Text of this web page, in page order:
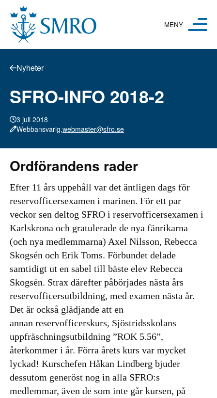
Hoppa till innehåll
Nyheter
SFRO-INFO 2018-2
3 juli 2018
Webbansvarig,webmaster@sfro.se
Ordförandens rader
Efter 11 års uppehåll var det äntligen dags för
reservofficersexamen i marinen. För ett par
veckor sen deltog SFRO i reservofficersexamen i
Karlskrona och gratulerade de nya fänrikarna
(och nya medlemmarna) Axel Nilsson, Rebecca
Skogsén och Erik Toms. Förbundet delade
samtidigt ut en sabel till bäste elev Rebecca
Skogsén. Strax därefter påbörjades nästa års
reservofficersutbildning, med examen nästa år.
Det är också glädjande att en
annan reservofficerskurs, Sjöstridsskolans
uppfräschningsutbildning ”ROK 5.56”,
återkommer i år. Förra årets kurs var mycket
lyckad! Kurschefen Håkan Lindberg bjuder
dessutom generöst nog in alla SFRO:s
medlemmar, även de som inte går kursen, på